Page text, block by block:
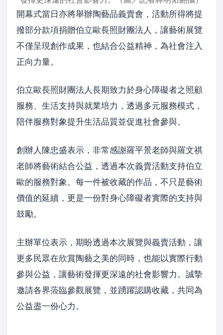
開幕式當日亦將舉辦陶藝品義賣會，活動所得將提
撥部分款項捐贈伯立歐長照財團法人，讓藝術展覽
不僅呈現創作成果，也結合公益精神，為社會注入
正向力量。
伯立歐長照財團法人長期致力於身心障礙者之照顧
服務、生活支持與就業培力，透過多元服務模式，
陪伴服務對象提升生活品質並促進社會參與。
創辦人陳忠盛表示，非常感謝羅平景老師與羅文祺
老師將藝術結合公益，透過本次義賣活動支持伯立
歐的服務對象。每一件被收藏的作品，不只是藝術
價值的延續，更是一份對身心障礙者實際的支持與
鼓勵。
主辦單位表示，期盼透過本次展覽與義賣活動，讓
更多民眾在欣賞陶藝之美的同時，也能以實際行動
參與公益，讓藝術發揮更深遠的社會影響力。誠摯
邀請各界蒞臨參觀展覽，並踴躍認購收藏，共同為
公益盡一份心力。